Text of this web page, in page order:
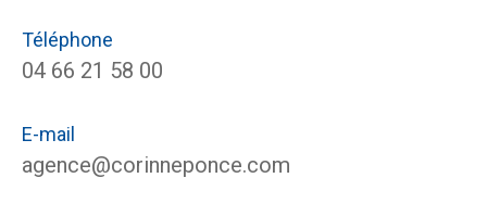
Téléphone
04 66 21 58 00
E-mail
agence@corinneponce.com